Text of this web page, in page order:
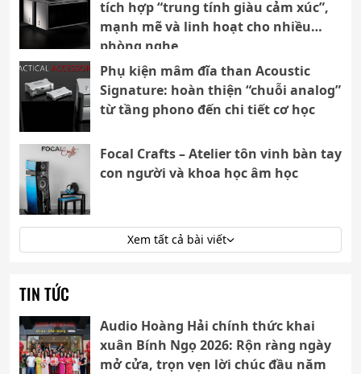
tích hợp “trung tính giàu cảm xúc”,
mạnh mẽ và linh hoạt cho nhiều
phòng nghe
Phụ kiện mâm đĩa than Acoustic
Signature: hoàn thiện “chuỗi analog”
từ tầng phono đến chi tiết cơ học
Focal Crafts – Atelier tôn vinh bàn tay
con người và khoa học âm học
Xem tất cả bài viết
TIN TỨC
Audio Hoàng Hải chính thức khai
xuân Bính Ngọ 2026: Rộn ràng ngày
mở cửa, trọn vẹn lời chúc đầu năm